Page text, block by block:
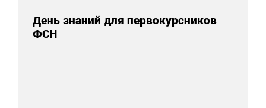
День знаний для первокурсников
ФСН